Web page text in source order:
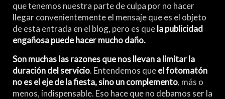
que tenemos nuestra parte de culpa por no hacer
llegar convenientemente el mensaje que es el objeto
de esta entrada en el blog, pero es quela publicidad
engañosa puede hacer mucho daño.
Son muchas las razones que nos llevan a limitar la
duración del servicio. Entendemos queel fotomatón
no es el eje de la fiesta, sino un complemento, más o
menos, indispensable. Eso hace que no debamos ser la